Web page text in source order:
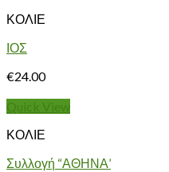
ΚΟΛΙΕ
ΙΟΣ
€24.00
Quick View
ΚΟΛΙΕ
Συλλογή “ΑΘΗΝΑ’